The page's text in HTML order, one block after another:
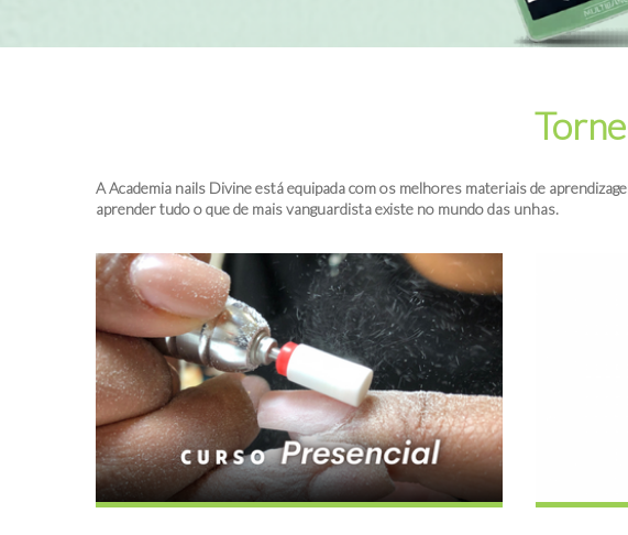
A Academia nails Divine está equipada com os melhores materiais de
aprender tudo o que de mais vanguardista existe no mundo das unhas.